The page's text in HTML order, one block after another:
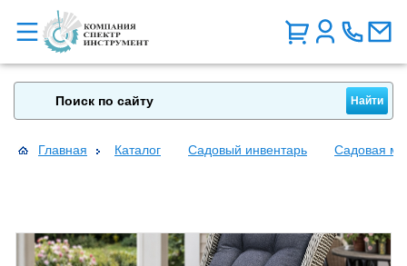
Главная Каталог Садовый инвентарь Садовая